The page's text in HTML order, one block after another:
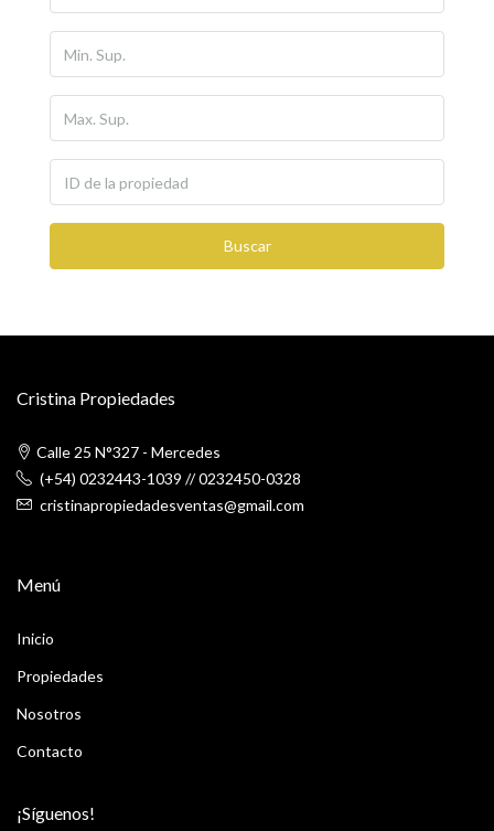
Buscar
Cristina Propiedades
Calle 25 N°327 - Mercedes
(+54) 0232443-1039 //0232450-0328
cristinapropiedadesventas@gmail.com
Menú
Inicio
Propiedades
Nosotros
Contacto
¡Síguenos!